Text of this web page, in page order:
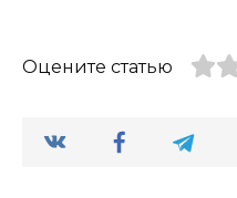
Оцените статью